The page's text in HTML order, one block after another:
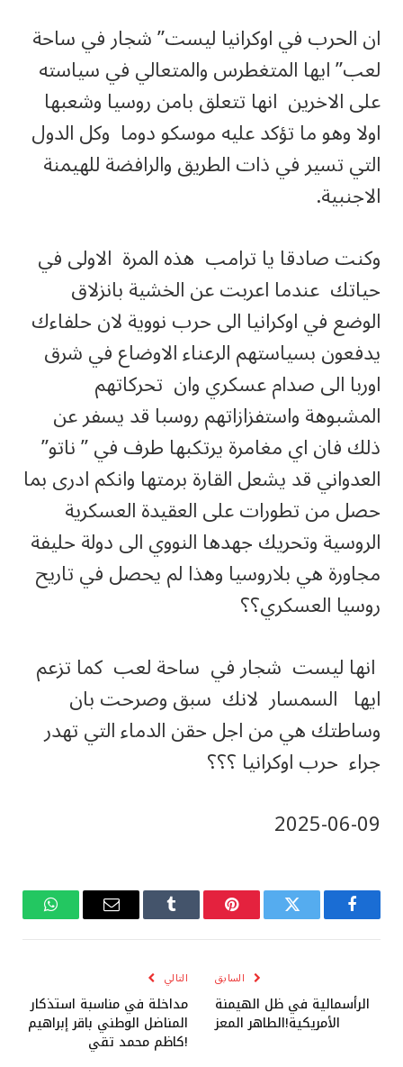
ان الحرب في اوكرانيا ليست” شجار في ساحة
لعب” ايها المتغطرس والمتعالي في سياسته
على الاخرين انها تتعلق بامن روسيا وشعبها
اولا وهو ما تؤكد عليه موسكو دوما وكل الدول
التي تسير في ذات الطريق والرافضة للهيمنة
الاجنبية.
وكنت صادقا يا ترامب هذه المرة الاولى في
حياتك عندما اعربت عن الخشية بانزلاق
الوضع في اوكرانيا الى حرب نووية لان حلفاءك
يدفعون بسياستهم الرعناء الاوضاع في شرق
اوربا الى صدام عسكري وان تحركاتهم
المشبوهة واستفزازاتهم روسبا قد يسفر عن
ذلك فان اي مغامرة يرتكبها طرف في ” ناتو”
العدواني قد يشعل القارة برمتها وانكم ادرى بما
حصل من تطورات على العقيدة العسكرية
الروسية وتحريك جهدها النووي الى دولة حليفة
مجاورة هي بلاروسيا وهذا لم يحصل في تاريح
روسيا العسكري؟؟
انها ليست شجار في ساحة لعب كما تزعم
ايها السمسار لانك سبق وصرحت بان
وساطتك هي من اجل حقن الدماء التي تهدر
جراء حرب اوكرانيا ؟؟؟
‎2025-‎06-‎09
فيسبوك تويتر بينتيريستTumblr
البريد
واتساب
السابق
الرأسمالية في ظل الهيمنة
الأمريكية!الطاهر المعز
التالي
مداخلة في مناسبة استذكار
المناضل الوطني باقر إبراهيم
!كاظم محمد تقي